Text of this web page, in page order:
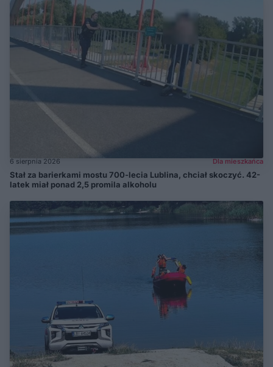
6 sierpnia 2026 Dla mieszkańca
Stał za barierkami mostu 700-lecia Lublina, chciał skoczyć. 42-
latek miał ponad 2,5 promila alkoholu